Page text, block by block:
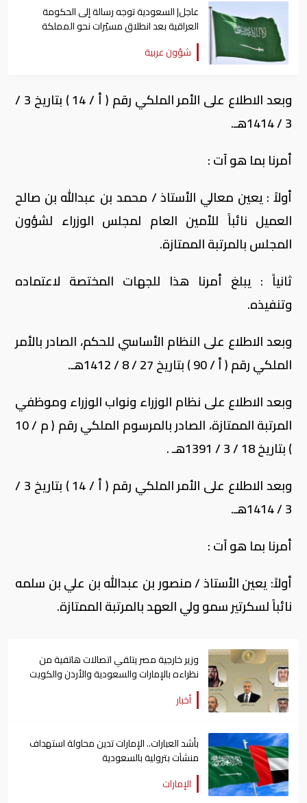
عاجل| السعودية توجه رسالة إلى الحكومة
العراقية بعد انطلاق مسيّرات نحو المملكة
شؤون عربية
وبعد الاطلاع على الأمر الملكي رقم ( أ / 14 ) بتاريخ 3 /
3 / 1414هـ.
أمرنا بما هو آت :
أولاً : يعين معالي الأستاذ / محمد بن عبدالله بن صالح
العميل نائباً للأمين العام لمجلس الوزراء لشؤون
المجلس بالمرتبة الممتازة.
ثانياً : يبلغ أمرنا هذا للجهات المختصة لاعتماده
وتنفيذه.
وبعد الاطلاع على النظام الأساسي للحكم، الصادر بالأمر
الملكي رقم ( أ / 90 ) بتاريخ 27 / 8 / 1412هـ.
وبعد الاطلاع على نظام الوزراء ونواب الوزراء وموظفي
المرتبة الممتازة، الصادر بالمرسوم الملكي رقم ( م / 10
) بتاريخ 18 / 3 / 1391هـ .
وبعد الاطلاع على الأمر الملكي رقم ( أ / 14 ) بتاريخ 3 /
3 / 1414هـ.
أمرنا بما هو آت :
أولاً: يعين الأستاذ / منصور بن عبدالله بن علي بن سلمه
نائباً لسكرتير سمو ولي العهد بالمرتبة الممتازة.
وزير خارجية مصر يتلقي اتصالات هاتفية من
نظراءه بالإمارات والسعودية والأردن والكويت
أخبار
بأشد العبارات.. الإمارات تدين محاولة استهداف
منشآت بترولية بالسعودية
الإمارات